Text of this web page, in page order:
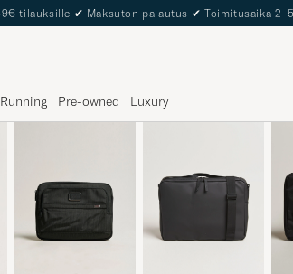
The Care of Carl Passport
Running Pre-owned Luxury